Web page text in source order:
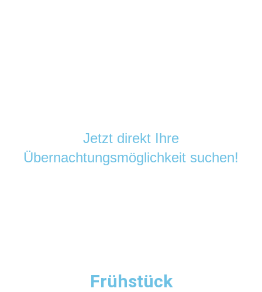
Jetzt direkt Ihre
Übernachtungsmöglichkeit suchen!
Frühstück